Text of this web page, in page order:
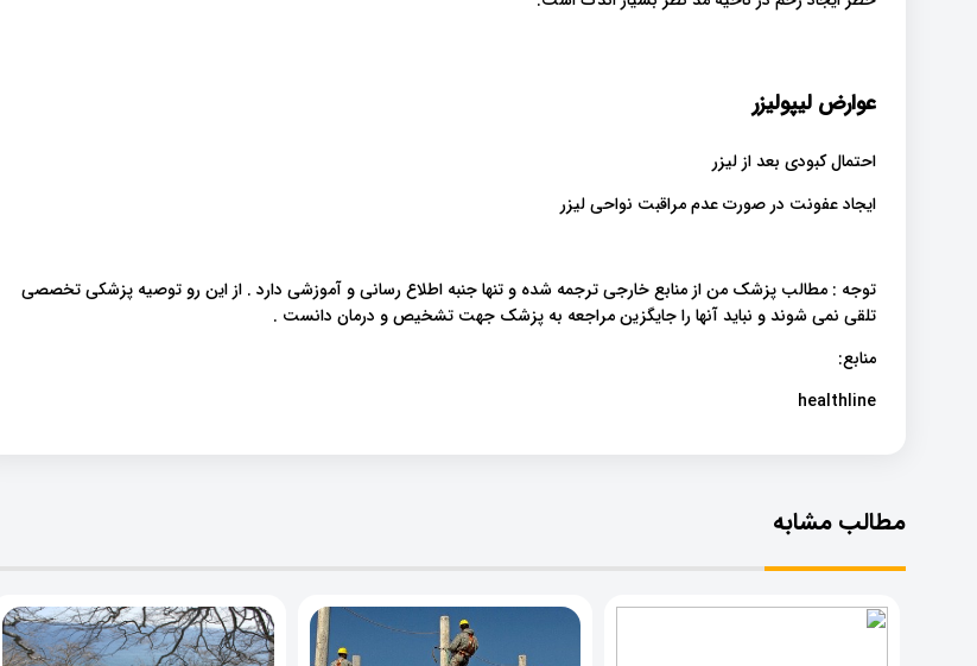
عوارض لیپولیزر
احتمال کبودی بعد از لیزر
ایجاد عفونت در صورت عدم مراقبت نواحی لیزر
توجه : مطالب پزشک من از منابع خارجی ترجمه شده و تنها جنبه اطلاع رسانی و آموزشی دارد . از این رو توصیه پزشکی تخصصی
تلقی نمی شوند و نباید آنها را جایگزین مراجعه به پزشک جهت تشخیص و درمان دانست .
منابع:
healthline
مطالب مشابه